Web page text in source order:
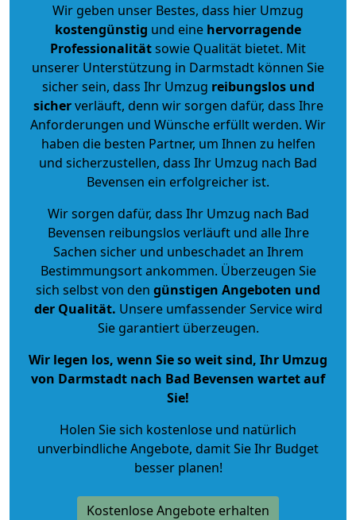
Wir geben unser Bestes, dass hier Umzug
kostengünstig und eine hervorragende
Professionalitätsowie Qualität bietet. Mit
unserer Unterstützung in Darmstadt können Sie
sicher sein, dass Ihr Umzug reibungslos und
sicherverläuft, denn wir sorgen dafür, dass Ihre
Anforderungen und Wünsche erfüllt werden. Wir
haben die besten Partner, um Ihnen zu helfen
und sicherzustellen, dass Ihr Umzug nach Bad
Bevensen ein erfolgreicher ist.
Wir sorgen dafür, dass Ihr Umzug nach Bad
Bevensen reibungslos verläuft und alle Ihre
Sachen sicher und unbeschadet an Ihrem
Bestimmungsort ankommen. Überzeugen Sie
sich selbst von den günstigen Angeboten und
der Qualität. Unsere umfassender Service wird
Sie garantiert überzeugen.
Wir legen los, wenn Sie so weit sind, Ihr Umzug
von Darmstadt nach Bad Bevensen wartet auf
Sie!
Holen Sie sich kostenlose und natürlich
unverbindliche Angebote, damit Sie Ihr Budget
besser planen!
Kostenlose Angebote erhalten